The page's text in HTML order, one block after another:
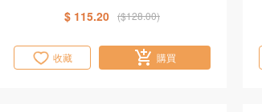
$ 115.20 ($128.00)
收藏 購買